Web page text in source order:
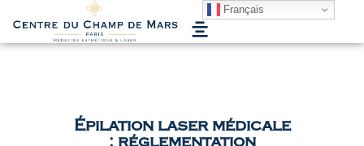
MENU
Épilation laser médicale
: réglementation
Français